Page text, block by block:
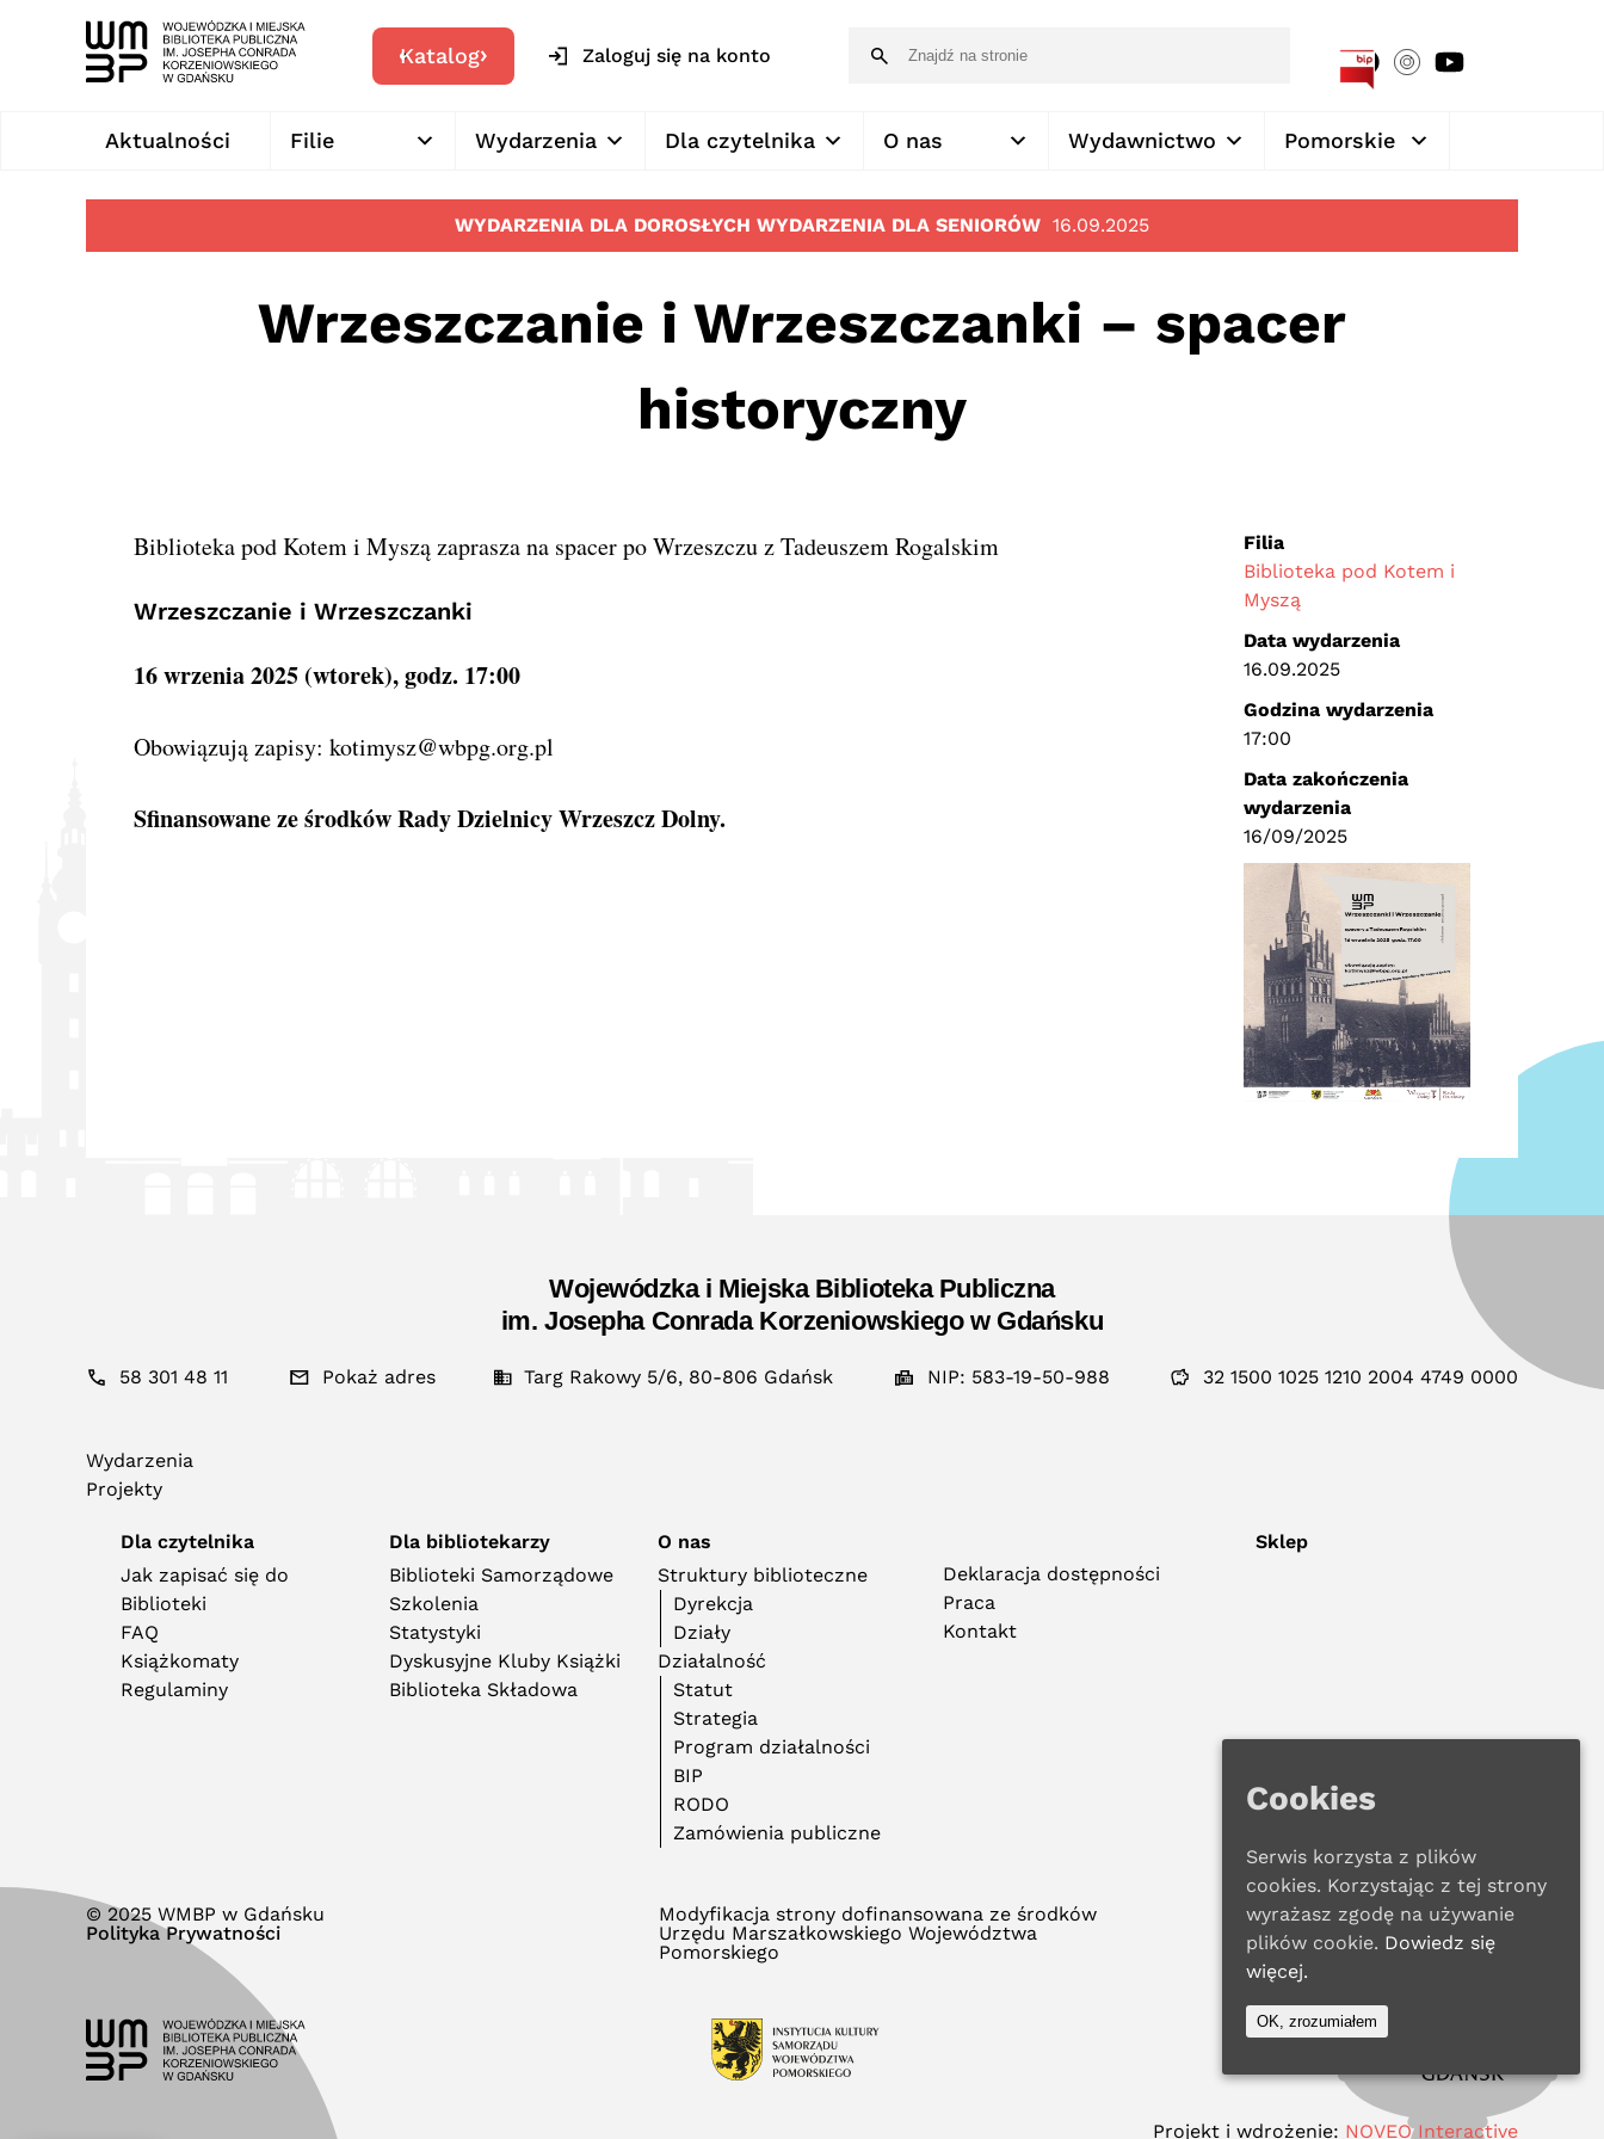
Katalog Zaloguj się na konto
Aktualności Filie Wydarzenia Dla czytelnika O nas Wydawnictwo Pomorskie
WYDARZENIA DLA DOROSŁYCH WYDARZENIA DLA SENIORÓW 16.09.2025
Wrzeszczanie i Wrzeszczanki – spacer
historyczny
Biblioteka pod Kotem i Myszą zaprasza na spacer po Wrzeszczu z Tadeuszem Rogalskim
Wrzeszczanie i Wrzeszczanki
16 wrzenia 2025 (wtorek), godz. 17:00
Obowiązują zapisy: kotimysz@wbpg.org.pl
Sfinansowane ze środków Rady Dzielnicy Wrzeszcz Dolny.
Filia
Biblioteka pod Kotem i
Myszą
Data wydarzenia
16.09.2025
Godzina wydarzenia
17:00
Data zakończenia
wydarzenia
16/09/2025
Wojewódzka i Miejska Biblioteka Publiczna
im. Josepha Conrada Korzeniowskiego w Gdańsku
58 301 48 11 Pokaż adres Targ Rakowy 5/6, 80-806 Gdańsk NIP: 583-19-50-988 32 1500 1025 1210 2004 4749 0000
Wydarzenia
Projekty
Dla czytelnika
Jak zapisać się do
Biblioteki
FAQ
Książkomaty
Regulaminy
Dla bibliotekarzy
Biblioteki Samorządowe
Szkolenia
Statystyki
Dyskusyjne Kluby Książki
Biblioteka Składowa
O nas
Struktury biblioteczne
Dyrekcja
Działy
Działalność
Statut
Strategia
Program działalności
BIP
RODO
Zamówienia publiczne
Deklaracja dostępności
Praca
Kontakt
Sklep
© 2025 WMBP w Gdańsku
Polityka Prywatności
Modyfikacja strony dofinansowana ze środków
Urzędu Marszałkowskiego Województwa
Pomorskiego
Projekt i wdrożenie: NOVEO Interactive
Cookies
Serwis korzysta z plików
cookies. Korzystając z tej strony
wyrażasz zgodę na używanie
plików cookie. Dowiedz się
więcej.
OK, zrozumiałem